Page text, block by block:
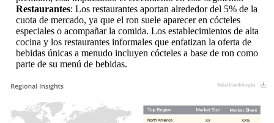
Restaurantes: Los restaurantes aportan alrededor del 5% de la
cuota de mercado, ya que el ron suele aparecer en cócteles
especiales o acompañar la comida. Los establecimientos de alta
cocina y los restaurantes informales que enfatizan la oferta de
bebidas únicas a menudo incluyen cócteles a base de ron como
parte de su menú de bebidas.
XX%
XX